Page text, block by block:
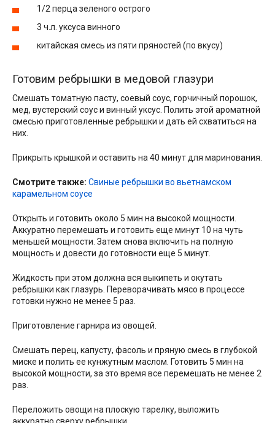
1/2 перца зеленого острого
3 ч.л. уксуса винного
китайская смесь из пяти пряностей (по вкусу)
Готовим ребрышки в медовой глазури
Смешать томатную пасту, соевый соус, горчичный порошок,
мед, вустерский соус и винный уксус. Полить этой ароматной
смесью приготовленные ребрышки и дать ей схватиться на
них.
Прикрыть крышкой и оставить на 40 минут для маринования.
Смотрите также: Свиные ребрышки во вьетнамском
карамельном соусе
Открыть и готовить около 5 мин на высокой мощности.
Аккуратно перемешать и готовить еще минут 10 на чуть
меньшей мощности. Затем снова включить на полную
мощность и довести до готовности еще 5 минут.
Жидкость при этом должна вся выкипеть и окутать
ребрышки как глазурь. Переворачивать мясо в процессе
готовки нужно не менее 5 раз.
Приготовление гарнира из овощей.
Смешать перец, капусту, фасоль и пряную смесь в глубокой
миске и полить ее кунжутным маслом. Готовить 5 мин на
высокой мощности, за это время все перемешать не менее 2
раз.
Переложить овощи на плоскую тарелку, выложить